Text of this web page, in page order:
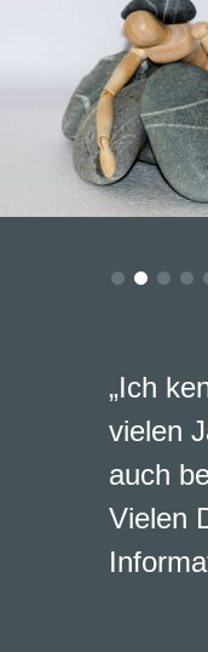
„Ich
vielen
auch
Vielen